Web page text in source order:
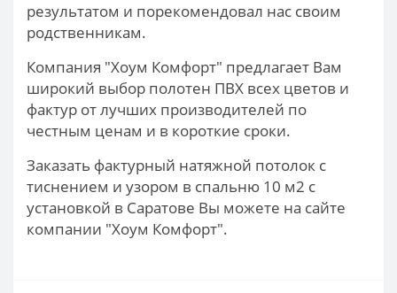
результатом и порекомендовал нас своим
родственникам.
Компания "Хоум Комфорт" предлагает Вам
широкий выбор полотен ПВХ всех цветов и
фактур от лучших производителей по
честным ценам и в короткие сроки.
Заказать фактурный натяжной потолок с
тиснением и узором в спальню 10 м2 с
установкой в Саратове Вы можете на сайте
компании "Хоум Комфорт".